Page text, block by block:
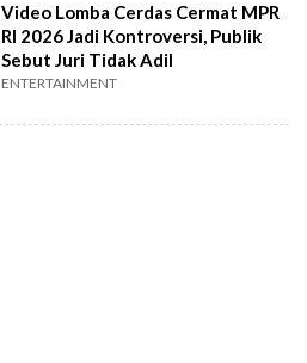
Video Lomba Cerdas Cermat MPR
RI 2026 Jadi Kontroversi, Publik
Sebut Juri Tidak Adil
ENTERTAINMENT